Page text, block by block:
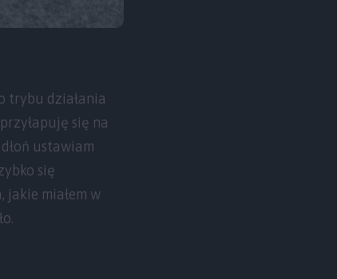
trybu działania
się na
ustawiam
się
jakie miałem w